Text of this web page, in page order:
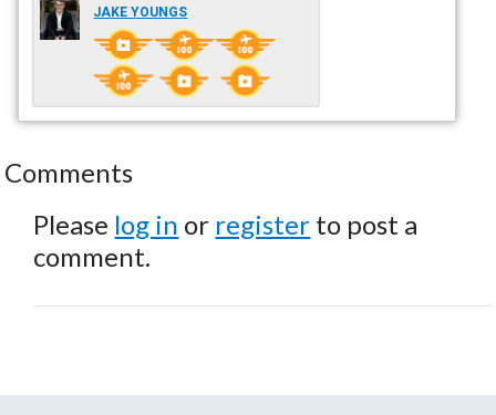
JAKE YOUNGS
Comments
Please log in or register to post a
comment.